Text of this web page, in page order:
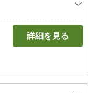
詳細を見る